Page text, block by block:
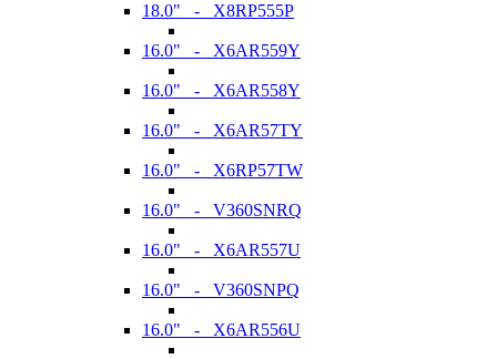
18.0" - X8RP555P
16.0" - X6AR559Y
16.0" - X6AR558Y
16.0" - X6AR57TY
16.0" - X6RP57TW
16.0" - V360SNRQ
16.0" - X6AR557U
16.0" - V360SNPQ
16.0" - X6AR556U